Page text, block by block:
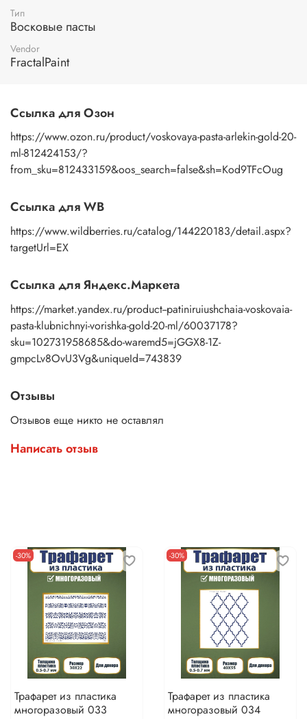
Подходящие поверхности:
картон, ДВП, ДСП, грунтованный холст, ткани, стекло,
пластмассы, грунтованный металл, бетон, кирпич, гипс,
природный камень, штукатурка и др.
Составом:
воск состоит из натурального воска и
апельсинового масла и пигмента, восковая паста из
воска, пигмента, акриловая дисперсия, загуститель,
консервант.
Консистенции:восковая паста более пластичная по
Разбавлением: восковую пасту можно разбавить водой, а
воск скипидаром и апельсиновым маслом.
В обоих случаях, патинирующая восковая паста и воск
результатов. Выбор между ними зависит от предпочтений
и требований конкретного проекта.
Тип
Восковые пасты
Vendor
FractalPaint
Ссылка для Озон
https://www.ozon.ru/product/voskovaya-pasta-arlekin-gold-20-
ml-812424153/?
from_sku=812433159&oos_search=false&sh=Kod9TFcOug
Ссылка для WB
https://www.wildberries.ru/catalog/144220183/detail.aspx?
targetUrl=EX
Ссылка для Яндекс.Маркета
https://market.yandex.ru/product--patiniruiushchaia-voskovaia-
pasta-klubnichnyi-vorishka-gold-20-ml/60037178?
sku=102731958685&do-waremd5=jGGX8-1Z-
gmpcLv8OvU3Vg&uniqueId=743839
Отзывы
Отзывов еще никто не оставлял
Написать отзыв
-30%
Трафарет из пластика
многоразовый 033
-30%
Трафарет из пластика
многоразовый 034